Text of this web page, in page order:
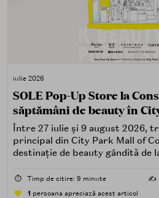
iulie 2026
SOLE Pop-Up Store la
săptămâni de beauty în
Între 27 iulie și 9 august 2026,
principal din City Park Mall of
destinație de beauty gândită de
care îți place, de fapt, să
atingând, comparând, întrebând.
⏱️ Timp de citire: 9 minute ✍️
1 persoana apreciază acest articol